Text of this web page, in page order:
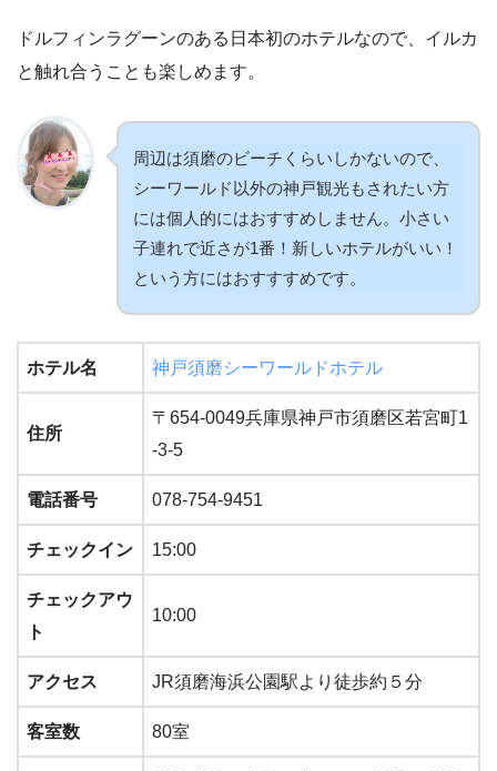
ドルフィンラグーンのある日本初のホテルなので、イルカ
と触れ合うことも楽しめます。
周辺は須磨のビーチくらいしかないので、
シーワールド以外の神戸観光もされたい方
には個人的にはおすすめしません。小さい
子連れで近さが1番！新しいホテルがいい！
という方にはおすすすめです。
ホテル名 神戸須磨シーワールドホテル
住所
〒654-0049兵庫県神戸市須磨区若宮町1
-3-5
電話番号 078-754-9451
チェックイン 15:00
チェックアウ
ト
10:00
アクセス JR須磨海浜公園駅より徒歩約５分
客室数 80室